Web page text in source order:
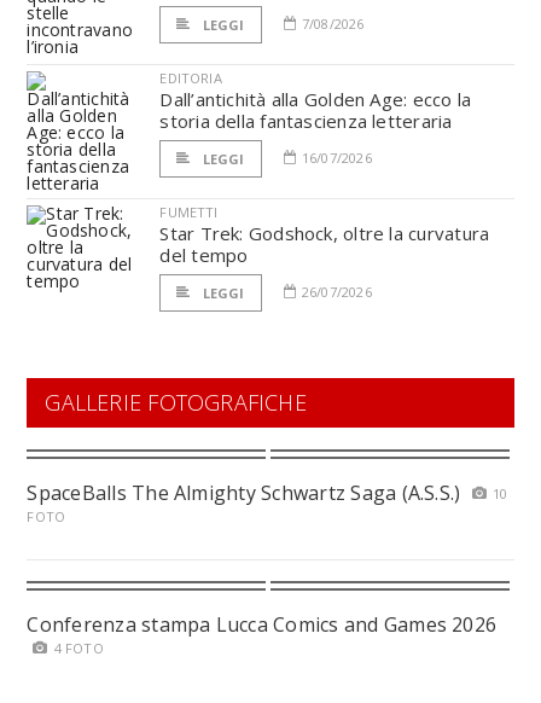
LEGGI 7/08/2026
EDITORIA
Dall’antichità alla Golden Age: ecco la
storia della fantascienza letteraria
LEGGI 16/07/2026
FUMETTI
Star Trek: Godshock, oltre la curvatura
del tempo
LEGGI 26/07/2026
GALLERIE FOTOGRAFICHE
SpaceBalls The Almighty Schwartz Saga (A.S.S.)
10
FOTO
Conferenza stampa Lucca Comics and Games 2026
4 FOTO